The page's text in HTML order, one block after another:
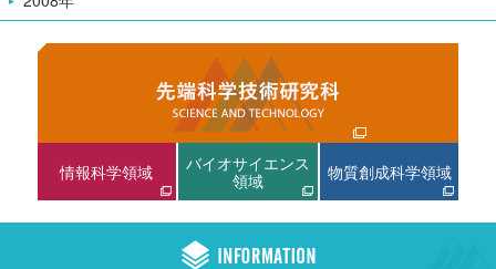
情報科学領域
バイオサイエンス
領域
物質創成科学領域